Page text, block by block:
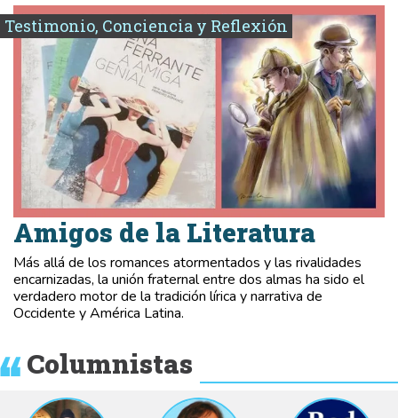
Testimonio, Conciencia y Reflexión
Amigos de la Literatura
Más allá de los romances atormentados y las rivalidades
encarnizadas, la unión fraternal entre dos almas ha sido el
verdadero motor de la tradición lírica y narrativa de
Occidente y América Latina.
Columnistas